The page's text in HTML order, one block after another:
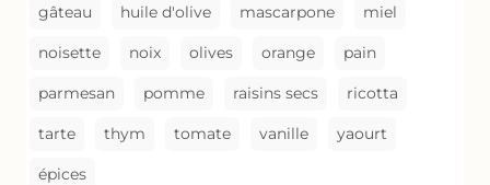
gâteau huile d'olive mascarpone miel
noisette noix olives orange pain
parmesan pomme raisins secs ricotta
tarte thym tomate vanille yaourt
épices